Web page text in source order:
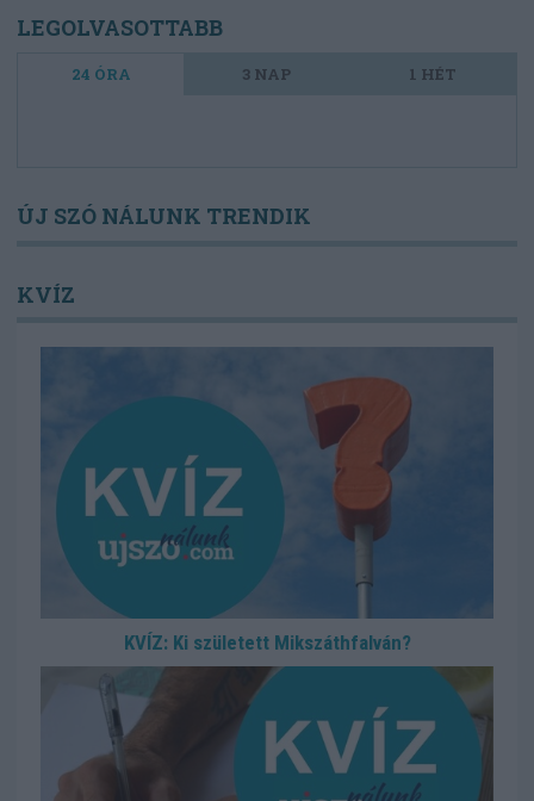
LEGOLVASOTTABB
24 ÓRA 3 NAP 1 HÉT
ÚJ SZÓ NÁLUNK TRENDIK
KVÍZ
KVÍZ: Ki született Mikszáthfalván?